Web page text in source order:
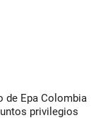
de Epa Colombia
privilegios